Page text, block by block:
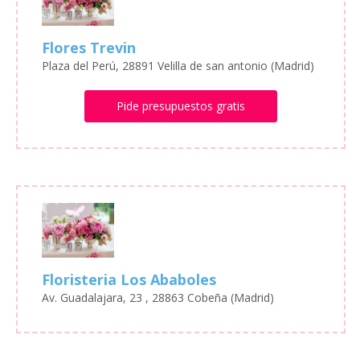
Flores Trevin
Plaza del Perú, 28891 Velilla de san antonio (Madrid)
Pide presupuestos gratis
Floristeria Los Ababoles
Av. Guadalajara, 23 , 28863 Cobeña (Madrid)